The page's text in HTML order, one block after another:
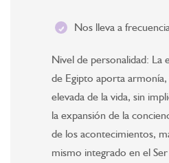
Nos lleva a
Nivel de personalidad: La
de Egipto aporta
elevada de la vida, sin
la expansión de la
de los acontecimientos,
mismo integrado en el